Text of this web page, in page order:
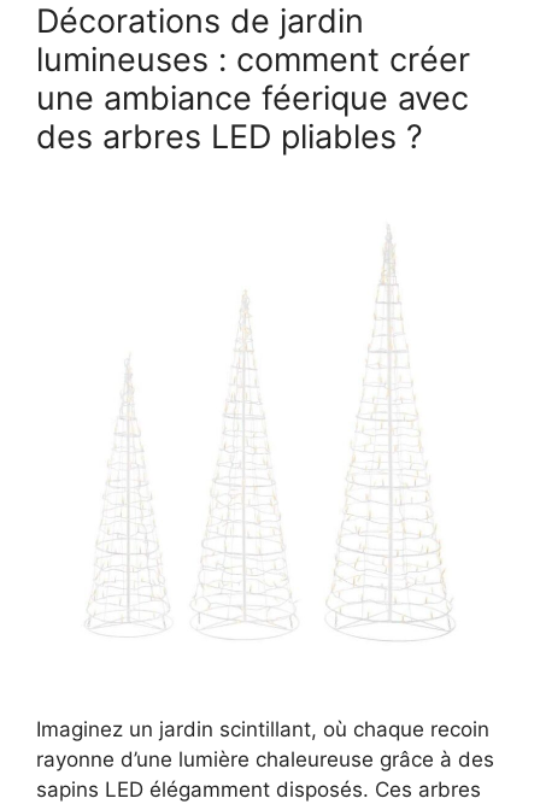
Décorations de jardin
lumineuses : comment créer
une ambiance féerique avec
des arbres LED pliables ?
Imaginez un jardin scintillant, où chaque recoin
rayonne d’une lumière chaleureuse grâce à des
sapins LED élégamment disposés. Ces arbres